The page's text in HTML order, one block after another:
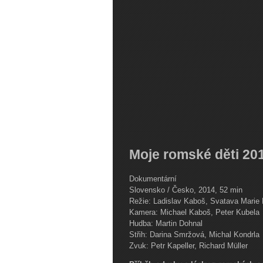
Moje romské děti
Dokumentární
Slovensko / Česko, 2014, 52 min
Režie: Ladislav Kaboš, Svatava Marie
Kamera: Michael Kaboš, Peter Kubela
Hudba: Martin Dohnal
Střih: Darina Smržová, Michal Kondrla
Zvuk: Petr Kapeller, Richard Müller